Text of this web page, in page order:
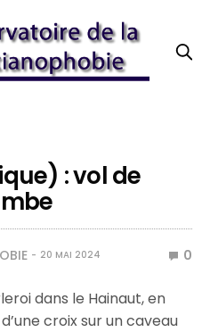
: vol de
20 MAI 2024 0
dans le Hainaut, en
croix sur un caveau